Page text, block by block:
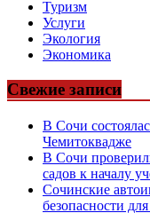
Туризм
Услуги
Экология
Экономика
Свежие записи
В Сочи
Чемитоквадже
В Сочи
садов к началу
Сочинские
безопасности